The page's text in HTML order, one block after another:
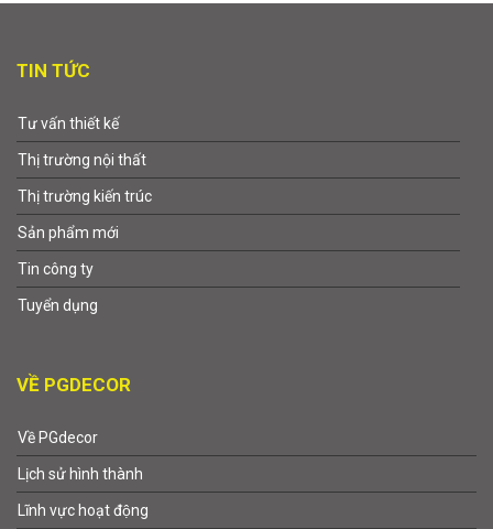
TIN TỨC
Tư vấn thiết kế
Thị trường nội thất
Thị trường kiến trúc
Sản phẩm mới
Tin công ty
Tuyển dụng
VỀ PGDECOR
Về PGdecor
Lịch sử hình thành
Lĩnh vực hoạt động